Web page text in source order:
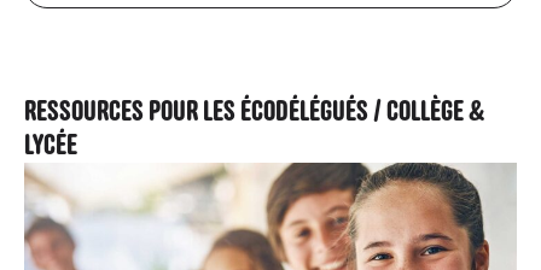
RESSOURCES POUR LES ÉCODÉLÉGUÉS / COLLÈGE &
LYCÉE